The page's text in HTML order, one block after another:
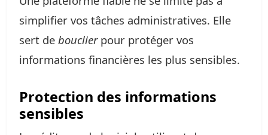
simplifier vos tâches administratives. Elle
sert de bouclierpour protéger vos
informations financières les plus sensibles.
Protection des informations
sensibles